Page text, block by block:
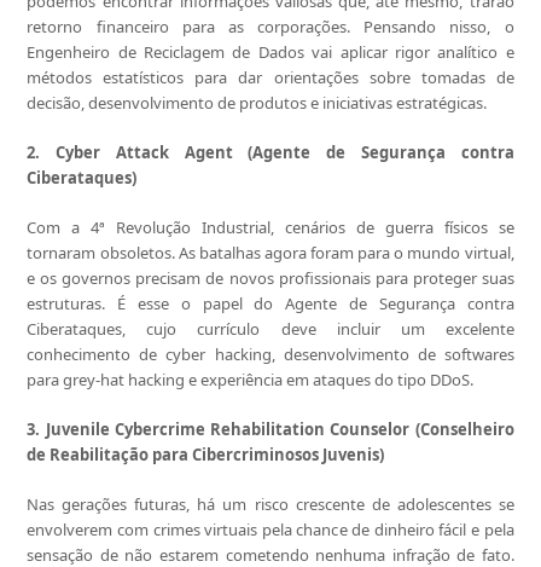
retorno financeiro para as corporações. Pensando nisso, o
Engenheiro de Reciclagem de Dados vai aplicar rigor analítico e
métodos estatísticos para dar orientações sobre tomadas de
decisão, desenvolvimento de produtos e iniciativas estratégicas.
2. Cyber Attack Agent (Agente de Segurança contra
Ciberataques)
Com a 4ª Revolução Industrial, cenários de guerra físicos se
tornaram obsoletos. As batalhas agora foram para o mundo virtual,
e os governos precisam de novos profissionais para proteger suas
estruturas. É esse o papel do Agente de Segurança contra
Ciberataques, cujo currículo deve incluir um excelente
conhecimento de cyber hacking, desenvolvimento de softwares
para grey-hat hacking e experiência em ataques do tipo DDoS.
3. Juvenile Cybercrime Rehabilitation Counselor (Conselheiro
de Reabilitação para Cibercriminosos Juvenis)
Nas gerações futuras, há um risco crescente de adolescentes se
envolverem com crimes virtuais pela chance de dinheiro fácil e pela
sensação de não estarem cometendo nenhuma infração de fato.